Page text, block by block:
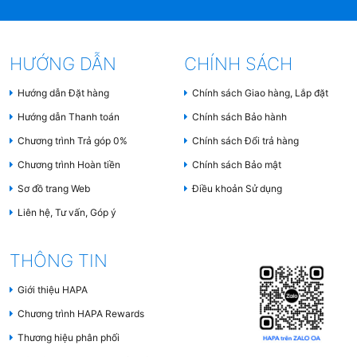
Hệ thống bảng điều khiển
Thường là bảng điều khiểncảm ứng chạm
(Touch Control) hoặc trượt (Slider Control)
chung tùy theo thiết kế.
Các chức năng phổ biến gồm: tăng/giảm công
Khung vỏ bảo vệ
Thường làm từ
thép không gỉ hoặc nhựa chịu
nhiệtđể bảo vệ linh kiện bên trong.
HƯỚNG DẪN
Hướng dẫn Đặt hàng
Hướng dẫn Thanh toán
Chương trình Trả góp 0%
Chương trình Hoàn tiền
Sơ đồ trang Web
Liên hệ, Tư vấn, Góp ý
CHÍNH SÁCH
Chính sách Giao hàng, Lắp đặt
Chính sách Bảo hành
Chính sách Đổi trả hàng
Chính sách Bảo mật
Điều khoản Sử dụng
THÔNG TIN
Giới thiệu HAPA
Chương trình HAPA Rewards
Thương hiệu phân phối